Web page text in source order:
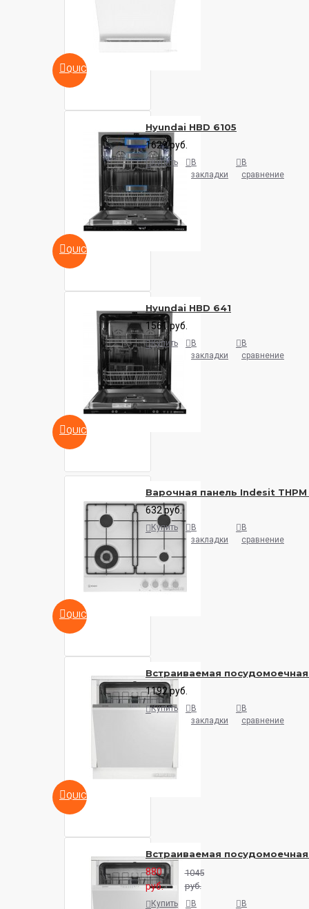
QUICKVIEW
QUICKVIEW
Hyundai HBD 6105
1629 руб.
Купить
В
закладки
В
сравнение
QUICKVIEW
Hyundai HBD 641
1561 руб.
Купить
В
закладки
В
сравнение
QUICKVIEW
Варочная панель Indesit THPM
632 руб.
Купить
В
закладки
В
сравнение
QUICKVIEW
Встраиваемая
1192 руб.
Купить
В
закладки
В
сравнение
Встраиваемая
880
руб.
1045
руб.
Купить В В